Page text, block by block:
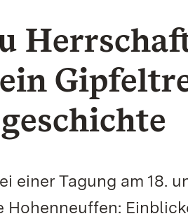
Tagung am 18.